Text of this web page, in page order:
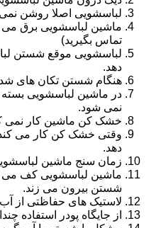
لباسشویی اصلا روشن
ماشین لباسشویی برق می
تماس بگیرید)
لباسشویی موقع شستن
دهد.
هنگام شستن تکان های
در ماشین لباسشویی بسته
نمی شود.
خشک کن ماشین کار نمی
وقتی خشک کن کار می
دهد.
زمان سنج ماشین
ماشین لباسشویی کف می
شستن بیرون می زند.
لاستیک های حفاظتی از
از جایگاه پودر استفاده